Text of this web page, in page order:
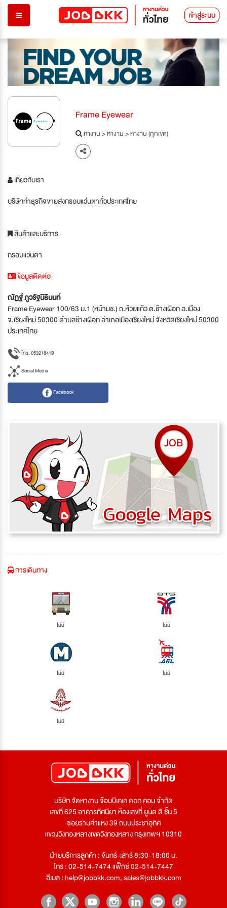
เข้าสู่ระบบ
Frame Eyewear
หางาน>หางาน>หางาน (ทุกเขต)
เกี่ยวกับเรา
บริษัททำธุรกิจขายส่งกรอบแว่นตาทั่วประเทศไทย
สินค้าและบริการ
กรอบแว่นตา
ข้อมูลติดต่อ
ณัฏฐ์ ภูวรัฐนิธินนท์
Frame Eyewear 100/63 ม.1 (หน้ามช.) ถ.ห้วยแก้ว ต.ช้างเผือก อ.เมือง
จ.เชียงใหม่ 50300 ตำบลช้างเผือก อำเภอเมืองเชียงใหม่ จังหวัดเชียงใหม่ 50300
ประเทศไทย
โทร. 053218419
Social Media
Facebook
การเดินทาง
ไม่มี ไม่มี
ไม่มี ไม่มี
ไม่มี
บริษัท จัดหางาน จ๊อบบีเคเค ดอท คอม จำกัด
เลขที่ 625 อาคารทัศนียา ห้องเลขที่ ยูนิต ดี ชั้น 5
ซอยรามคำแหง 39 ถนนประชาอุทิศ
แขวงวังทองหลางเขตวังทองหลาง กรุงเทพฯ 10310
ฝ่ายบริการลูกค้า : จันทร์-เสาร์ 8:30-18:00 น.
โทร : 02-514-7474 แฟ็กซ์ 02-514-7447
อีเมล :help@jobbkk.com,sales@jobbkk.com